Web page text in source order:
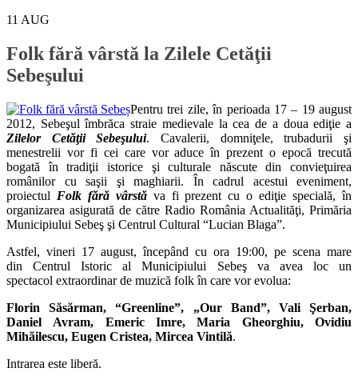
11 AUG
Folk fără vârstă la Zilele Cetăţii
Sebeşului
Pentru trei zile, în perioada 17 – 19 august
2012, Sebeşul îmbrăca straie medievale la cea de a doua ediţie a
Zilelor Cetăţii Sebeşului. Cavalerii, domniţele, trubadurii şi
menestrelii vor fi cei care vor aduce în prezent o epocă trecută
bogată în tradiţii istorice şi culturale născute din convieţuirea
românilor cu saşii şi maghiarii. În cadrul acestui eveniment,
proiectul Folk fără vârstăva fi prezent cu o ediţie specială, în
organizarea asigurată de către Radio România Actualităţi, Primăria
Municipiului Sebeş şi Centrul Cultural “Lucian Blaga”.
Astfel, vineri 17 august, începând cu ora 19:00, pe scena mare
din Centrul Istoric al Municipiului Sebeş va avea loc un
spectacol extraordinar de muzică folk în care vor evolua:
Florin Săsărman, “Greenline”, „Our Band”, Vali Şerban,
Daniel Avram, Emeric Imre, Maria Gheorghiu, Ovidiu
Mihăilescu, Eugen Cristea, Mircea Vintilă.
Intrarea este liberă.